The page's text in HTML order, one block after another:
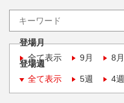
登場月
全て表示
9月 8月
登場週
全て表示
5週 4週